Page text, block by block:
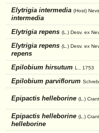
Elytrigia intermedia (Host)
intermedia
Elytrigia repens (L.) Desv. ex
Elytrigia repens (L.) Desv. ex
repens
Epilobium hirsutum L., 1753
Epilobium parviflorum
Epipactis helleborine (L.)
Epipactis helleborine (L.)
helleborine